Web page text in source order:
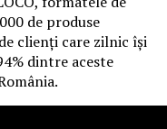
de produse
clienți care zilnic își
dintre aceste